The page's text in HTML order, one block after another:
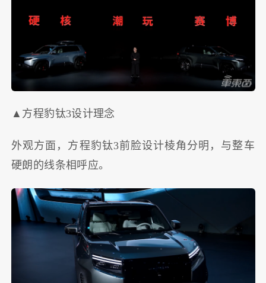
▲方程豹钛3设计理念
外观方面，方程豹钛3前脸设计棱角分明，与整车
硬朗的线条相呼应。